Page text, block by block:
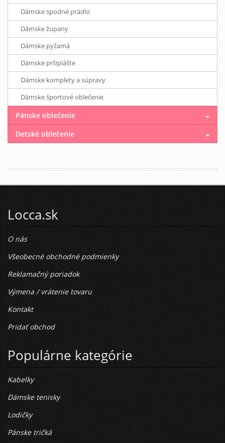
Dámske spodné prádlo
Dámske župany
Dámske pyžamá
Dámske pršiplášte
Dámske komplety a súpravy
Dámske športové oblečenie
Pánske oblečenie
Detské oblečenie
Locca.sk
O nás
Všeobecné obchodné podmienky
Reklamačný poriadok
Výmena / vrátenie tovaru
Kontakt
Pridať obchod
Populárne kategórie
Kabelky
Dámske tenisky
Lodičky
Pánske tričká